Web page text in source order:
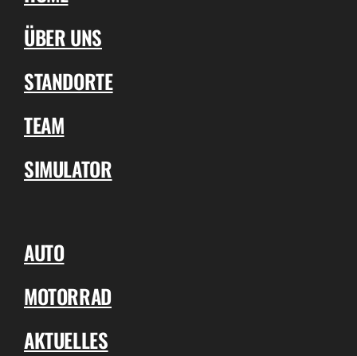
ÜBER UNS
STANDORTE
TEAM
SIMULATOR
AUTO
MOTORRAD
AKTUELLES